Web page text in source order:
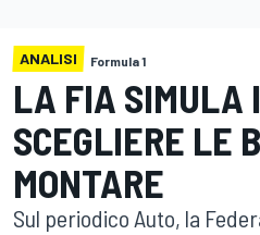
ANALISI Formula 1
LA FIA SIMULA
SCEGLIERE LE
MONTARE
Sul periodico Auto, la